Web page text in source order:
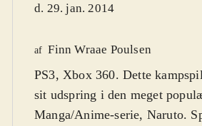
d. 29. jan. 2014
af Finn Wraae Poulsen
PS3, Xbox 360. Dette
sit udspring i den meget
Manga/Anime-serie, Naruto.